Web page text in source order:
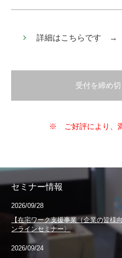
詳細はこちらです →
受付を締め
※ ご好評により、
セミナー情報
2026/09/28
【在宅ワーク支援事業（企業の皆様
ンラインセミナー〉
2026/09/24